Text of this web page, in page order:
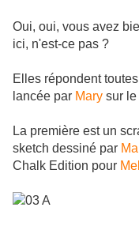
Oui, oui, vous avez
ici, n'est-ce pas ?
Elles répondent
lancée par Mary sur le
La première est un
sketch dessiné par
Chalk Edition pour